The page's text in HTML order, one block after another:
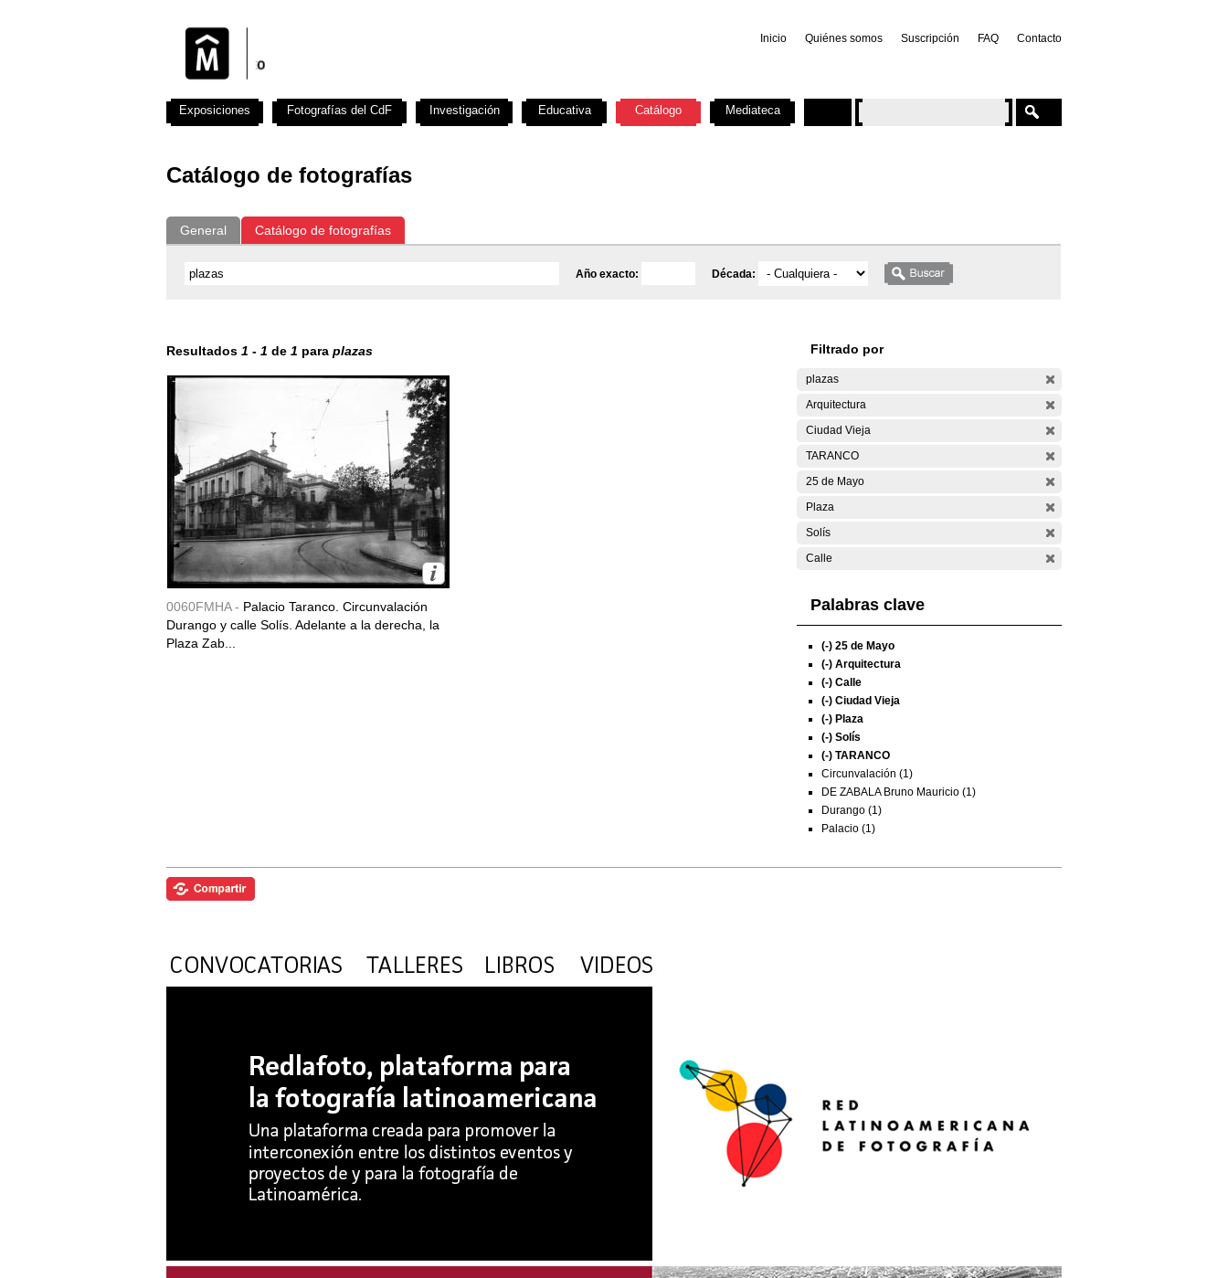
Inicio Quiénes somos Suscripción FAQ Contacto
Catálogo de fotografías
General Catálogo de fotografías
Año exacto: Década:
Resultados 1 - 1 de 1 para plazas
0060FMHA - Palacio Taranco. Circunvalación
Durango y calle Solís. Adelante a la derecha, la
Plaza Zab...
Filtrado por
plazas
Arquitectura
Ciudad Vieja
TARANCO
25 de Mayo
Plaza
Solís
Calle
Palabras clave
(-) 25 de Mayo
(-) Arquitectura
(-) Calle
(-) Ciudad Vieja
(-) Plaza
(-) Solís
(-) TARANCO
Circunvalación (1)
DE ZABALA Bruno Mauricio (1)
Durango (1)
Palacio (1)
Exposiciones Fotografías del CdF Investigación Educativa Catálogo Mediateca